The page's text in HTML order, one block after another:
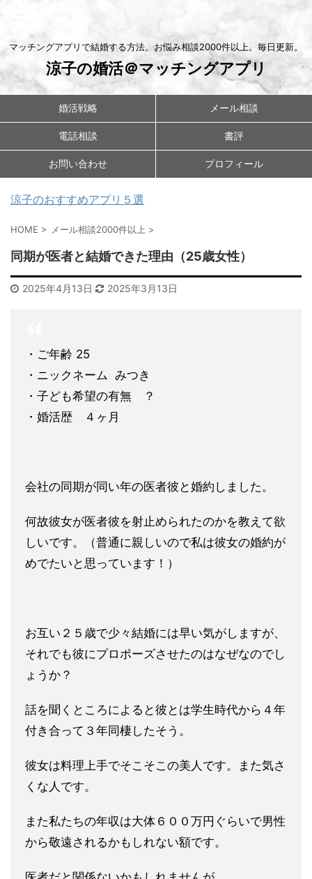
マッチングアプリで結婚する方法。お悩み相談2000件以上。毎日更新。
涼子の婚活＠マッチングアプリ
婚活戦略 メール相談
電話相談 書評
お問い合わせ プロフィール
涼子のおすすめアプリ５選
HOME > メール相談2000件以上 >
同期が医者と結婚できた理由（25歳女性）
2025年4月13日 2025年3月13日
・ご年齢 25
・ニックネーム みつき
・子ども希望の有無 ？
・婚活歴 ４ヶ月
会社の同期が同い年の医者彼と婚約しました。
何故彼女が医者彼を射止められたのかを教えて欲
しいです。（普通に親しいので私は彼女の婚約が
めでたいと思っています！）
お互い２５歳で少々結婚には早い気がしますが、
それでも彼にプロポーズさせたのはなぜなのでし
ょうか？
話を聞くところによると彼とは学生時代から４年
付き合って３年同棲したそう。
彼女は料理上手でそこそこの美人です。また気さ
くな人です。
また私たちの年収は大体６００万円ぐらいで男性
から敬遠されるかもしれない額です。